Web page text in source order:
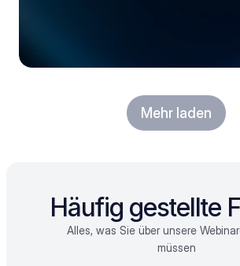
Mehr laden
Häufig gestellte
Alles, was Sie über unsere
müssen